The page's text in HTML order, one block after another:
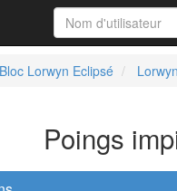
Bloc Lorwyn Eclipsé
Poings